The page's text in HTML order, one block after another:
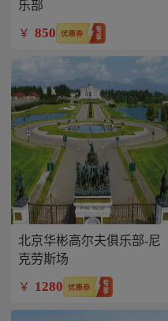
乐部
￥ 850
北京华彬高尔夫俱乐部-尼
克劳斯场
￥ 1280